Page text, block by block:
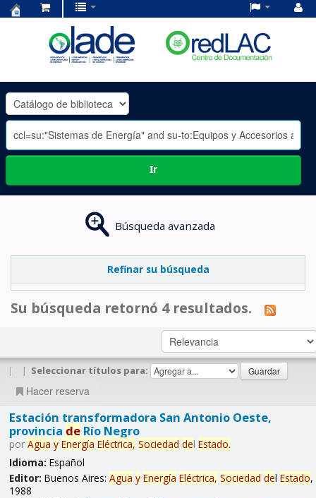
OLADE
-
Ir
Búsqueda avanzada
Refinar su búsqueda
Su búsqueda retornó 4 resultados.
| | Seleccionar títulos para:
Hacer reserva
Estación transformadora San Antonio Oeste,
provincia deRío Negro
por Agua y Energía Eléctrica, Sociedad del Estado.
Idioma: Español
Editor: Buenos Aires: Agua y Energía Eléctrica, Sociedad del Estado,
1988